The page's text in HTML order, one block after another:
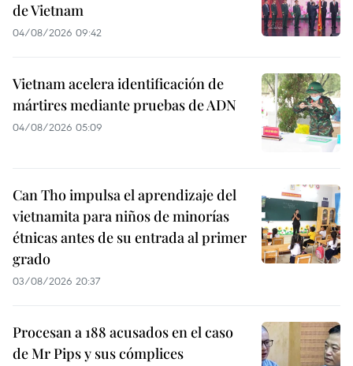
de Vietnam
04/08/2026 09:42
Vietnam acelera identificación de
mártires mediante pruebas de ADN
04/08/2026 05:09
Can Tho impulsa el aprendizaje del
vietnamita para niños de minorías
étnicas antes de su entrada al primer
grado
03/08/2026 20:37
Procesan a 188 acusados en el caso
de Mr Pips y sus cómplices